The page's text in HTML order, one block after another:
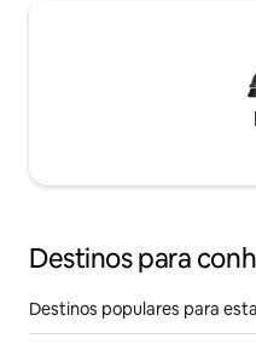
Destinos para
Destinos populares para